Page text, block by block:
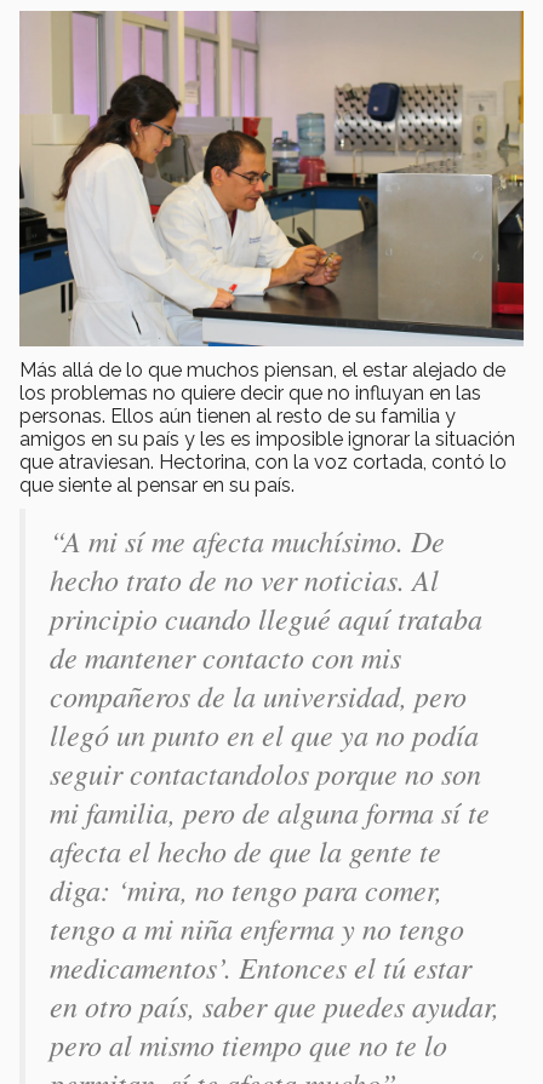
Más allá de lo que muchos piensan, el estar alejado de
los problemas no quiere decir que no influyan en las
personas. Ellos aún tienen al resto de su familia y
amigos en su país y les es imposible ignorar la situación
que atraviesan. Hectorina, con la voz cortada, contó lo
que siente al pensar en su país.
“A mi sí me afecta muchísimo. De
hecho trato de no ver noticias. Al
principio cuando llegué aquí trataba
de mantener contacto con mis
compañeros de la universidad, pero
llegó un punto en el que ya no podía
seguir contactandolos porque no son
mi familia, pero de alguna forma sí te
afecta el hecho de que la gente te
diga: ‘mira, no tengo para comer,
tengo a mi niña enferma y no tengo
medicamentos’. Entonces el tú estar
en otro país, saber que puedes ayudar,
pero al mismo tiempo que no te lo